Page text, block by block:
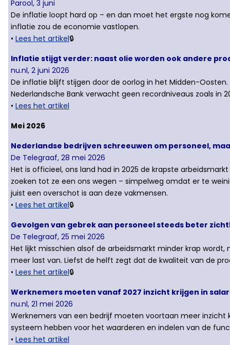
Parool, 3 juni
De inflatie loopt hard op – en dan moet het ergste nog
inflatie zou de economie vastlopen.
• Lees het artikel🔒
Inflatie stijgt verder: naast olie worden ook andere
nu.nl, 2 juni 2026
De inflatie blijft stijgen door de oorlog in het Midden-
Nederlandsche Bank verwacht geen recordniveaus zoals
• Lees het artikel
Mei 2026
Nederlandse bedrijven schreeuwen om personeel,
De Telegraaf, 28 mei 2026
Het is officieel, ons land had in 2025 de krapste
zoeken tot ze een ons wegen – simpelweg omdat er te
juist een overschot is aan deze vakmensen.
• Lees het artikel🔒
Gevolgen van gebrek aan personeel steeds beter
De Telegraaf, 25 mei 2026
Het lijkt misschien alsof de arbeidsmarkt minder krap
meer last van. Liefst de helft zegt dat de kwaliteit van de
• Lees het artikel🔒
Werknemers moeten vanaf 2027 inzicht krijgen in
nu.nl, 21 mei 2026
Werknemers van een bedrijf moeten voortaan meer inzicht
systeem hebben voor het waarderen en indelen van de
• Lees het artikel